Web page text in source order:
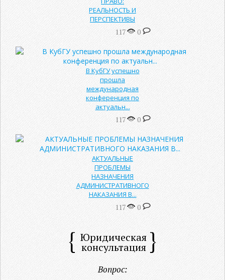
РЕАЛЬНОСТЬ И
ПЕРСПЕКТИВЫ
117 0
В КубГУ успешно
прошла
международная
конференция по
актуальн...
117 0
АКТУАЛЬНЫЕ
ПРОБЛЕМЫ
НАЗНАЧЕНИЯ
АДМИНИСТРАТИВНОГО
НАКАЗАНИЯ В...
117 0
Юридическая
консультация
Вопрос: